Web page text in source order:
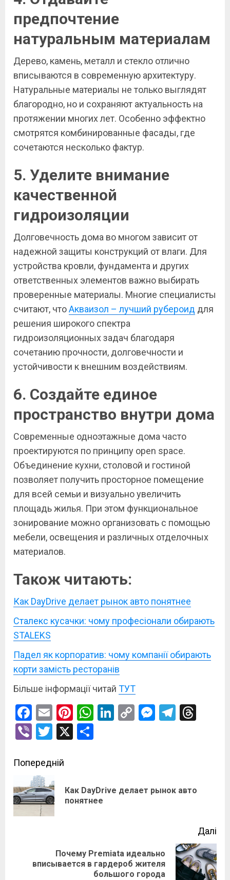
предпочтение
натуральным материалам
Дерево, камень, металл и стекло отлично
вписываются в современную архитектуру.
Натуральные материалы не только выглядят
благородно, но и сохраняют актуальность на
протяжении многих лет. Особенно эффектно
смотрятся комбинированные фасады, где
сочетаются несколько фактур.
5. Уделите внимание
качественной
гидроизоляции
Долговечность дома во многом зависит от
надежной защиты конструкций от влаги. Для
устройства кровли, фундамента и других
ответственных элементов важно выбирать
проверенные материалы. Многие специалисты
считают, чтоАкваизол – лучший рубероид для
решения широкого спектра
гидроизоляционных задач благодаря
сочетанию прочности, долговечности и
устойчивости к внешним воздействиям.
6. Создайте единое
пространство внутри дома
Современные одноэтажные дома часто
проектируются по принципу open space.
Объединение кухни, столовой и гостиной
позволяет получить просторное помещение
для всей семьи и визуально увеличить
площадь жилья. При этом функциональное
зонирование можно организовать с помощью
мебели, освещения и различных отделочных
материалов.
Також читають:
Как DayDrive делает рынок авто понятнее
Сталекс кусачки: чому професіонали обирають
STALEKS
Падел як корпоратив: чому компанії обирають
корти замість ресторанів
Більше інформації читай ТУТ
Facebook
EmailPinterest
WhatsApp
LinkedIn
Copy
ViberTwitter
X
Post
navigation
Попередній
Как DayDrive делает рынок авто
понятнее
Далі
Наступний
Почему Premiata идеально
вписывается в гардероб жителя
большого города